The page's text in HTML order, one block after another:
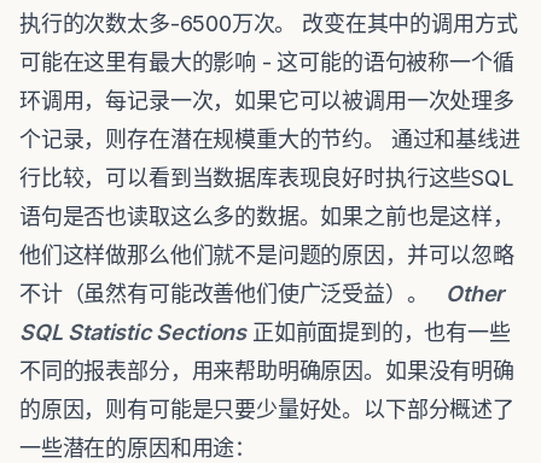
执行的次数太多-6500万次。 改变在其中的调用方式
可能在这里有最大的影响 - 这可能的语句被称一个循
环调用，每记录一次，如果它可以被调用一次处理多
个记录，则存在潜在规模重大的节约。 通过和基线进
行比较，可以看到当数据库表现良好时执行这些SQL
语句是否也读取这么多的数据。如果之前也是这样，
他们这样做那么他们就不是问题的原因，并可以忽略
不计（虽然有可能改善他们使广泛受益）。 Other
SQL Statistic Sections正如前面提到的，也有一些
不同的报表部分，用来帮助明确原因。如果没有明确
的原因，则有可能是只要少量好处。以下部分概述了
一些潜在的原因和用途：